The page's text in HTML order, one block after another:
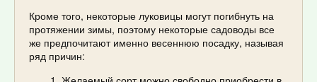
Кроме того, некоторые луковицы могут погибнуть на
протяжении зимы, поэтому некоторые садоводы все
же предпочитают именно весеннюю посадку, называя
ряд причин: